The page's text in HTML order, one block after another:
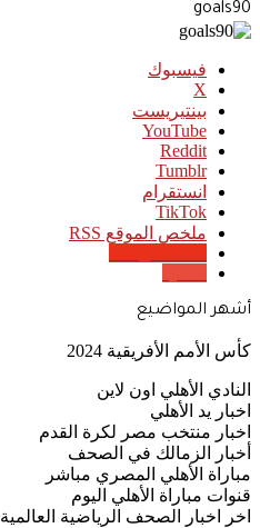
goals90
فيسبوك
‫X
بينتيريست
‫YouTube
انستقرام
‫TikTok
ملخص الموقع RSS
أشهر المواضيع
كأس الأمم الأفريقية 2024
النادي الأهلي اون لاين
اخبار يد الأهلي
اخبار منتخب مصر لكرة القدم
أخبار الزمالك في الصحف
مباراة الأهلي المصري مباشر
قنوات مباراة الأهلي اليوم
اخر اخبار الصحف الرياضية العالمية